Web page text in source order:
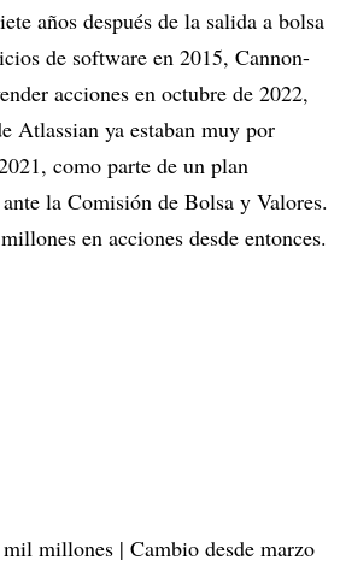
años después de la salida a bolsa
de software en 2015, Cannon-
acciones en octubre de 2022,
Atlassian ya estaban muy por
como parte de un plan
la Comisión de Bolsa y Valores.
en acciones desde entonces.
millones | Cambio desde marzo